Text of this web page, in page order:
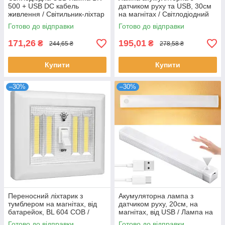
500 + USB DC кабель
живлення / Світильник-ліхтар
Готово до відправки
171,26 ₴ 244,65 ₴
Купити
датчиком руху та USB, 30см
на магнітах / Світлодіодний
світильник / Портативна
лампа
Готово до відправки
195,01 ₴ 278,58 ₴
Купити
–30%
Переносний ліхтарик з
тумблером на магнітах, від
батарейок, BL 604 COB /
Настінний світильник-
–30%
Акумуляторна лампа з
датчиком руху, 20см, на
магнітах, від USB / Лампа на
акумуляторі / Світильник